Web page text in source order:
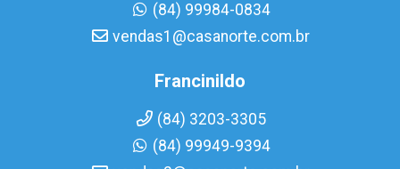
(84) 99984-0834
vendas1@casanorte.com.br
Francinildo
(84) 3203-3305
(84) 99949-9394